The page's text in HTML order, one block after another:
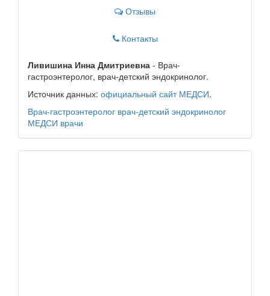
Отзывы
Контакты
Ливишина Инна Дмитриевна - Врач-
гастроэнтеролог, врач-детский эндокринолог.
Источник данных: официальный сайт МЕДСИ.
Врач-гастроэнтеролог врач-детский эндокринолог
МЕДСИ врачи